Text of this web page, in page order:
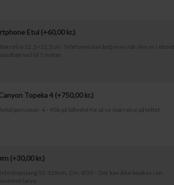
Etui (+60,00kr.)
22,5×11,5cm. Telefonen kan betjenes når den er i etuiet.
ned til 1 meter.
Topeka 4 (+750,00kr.)
personer: 4 – Klik på billedet for at se størrelse på teltet.
(+30,00kr.)
Teleskopstang 52-129cm. Cm. Ø30 – Der kan ikke bookes i en
farve.